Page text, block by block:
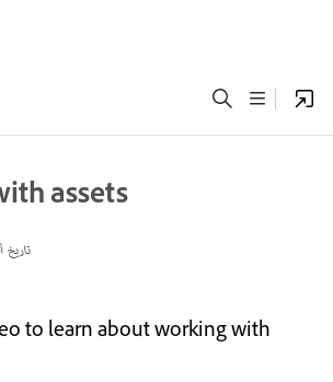
assets
to learn about working with